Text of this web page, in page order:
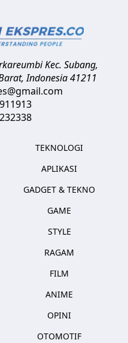
Kec. Subang,
,Indonesia41211
TEKNOLOGI
APLIKASI
GADGET & TEKNO
GAME
STYLE
RAGAM
FILM
ANIME
OPINI
OTOMOTIF